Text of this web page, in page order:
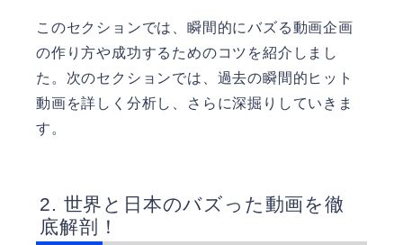
このセクションでは、瞬間的にバズる動画企画
の作り方や成功するためのコツを紹介しまし
た。次のセクションでは、過去の瞬間的ヒット
動画を詳しく分析し、さらに深掘りしていきま
す。
世界と日本のバズった動画を徹
底解剖！